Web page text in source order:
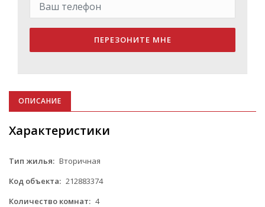
ПЕРЕЗОНИТЕ МНЕ
ОПИСАНИЕ
Характеристики
Тип жилья: Вторичная
Код объекта: 212883374
Количество комнат: 4